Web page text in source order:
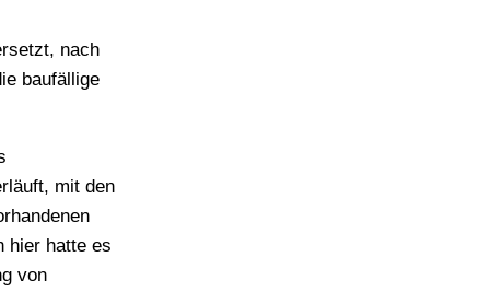
nach
baufällige
mit den
hier hatte es
von